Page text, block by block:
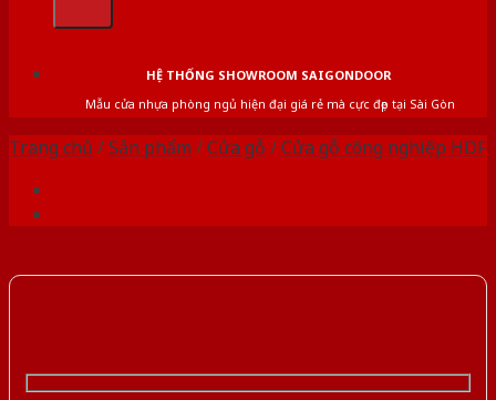
HỆ THỐNG SHOWROOM SAIGONDOOR
Mẫu cửa nhựa phòng ngủ hiện đại giá rẻ mà cực đẹp tại Sài Gòn
Trang chủ /Sản phẩm /Cửa gỗ /Cửa gỗ công nghiệp HDF